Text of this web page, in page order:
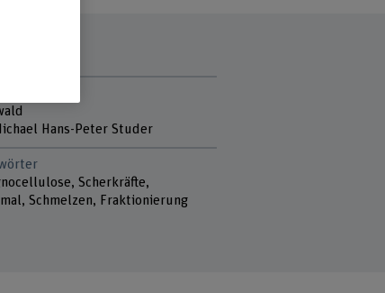
Hans-Peter Studer
Scherkräfte,
Schmelzen, Fraktionierung